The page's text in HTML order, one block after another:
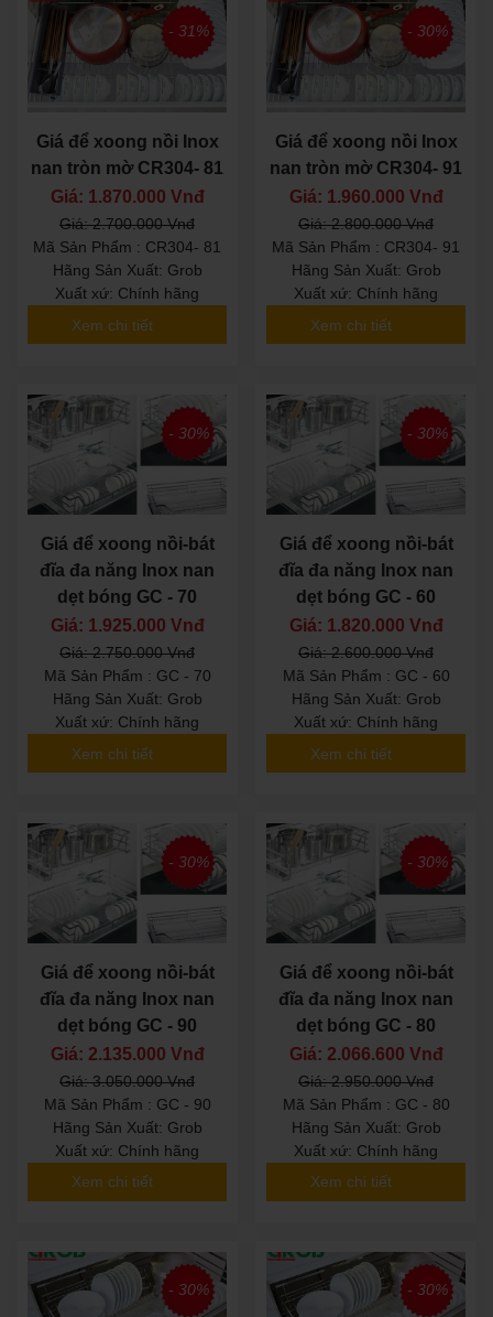
- 31%
Giá để xoong nồi Inox
nan tròn mờ CR304- 81
Giá: 1.870.000 Vnđ
Giá: 2.700.000 Vnđ
Mã Sản Phẩm : CR304- 81
Hãng Sản Xuất: Grob
Xuất xứ: Chính hãng
Xem chi tiết
- 30%
Giá để xoong nồi Inox
nan tròn mờ CR304- 91
Giá: 1.960.000 Vnđ
Giá: 2.800.000 Vnđ
Mã Sản Phẩm : CR304- 91
Hãng Sản Xuất: Grob
Xuất xứ: Chính hãng
Xem chi tiết
- 30%
Giá để xoong nồi-bát
đĩa đa năng Inox nan
dẹt bóng GC - 70
Giá: 1.925.000 Vnđ
Giá: 2.750.000 Vnđ
Mã Sản Phẩm : GC - 70
Hãng Sản Xuất: Grob
Xuất xứ: Chính hãng
Xem chi tiết
- 30%
Giá để xoong nồi-bát
đĩa đa năng Inox nan
dẹt bóng GC - 60
Giá: 1.820.000 Vnđ
Giá: 2.600.000 Vnđ
Mã Sản Phẩm : GC - 60
Hãng Sản Xuất: Grob
Xuất xứ: Chính hãng
Xem chi tiết
- 30%
Giá để xoong nồi-bát
đĩa đa năng Inox nan
dẹt bóng GC - 90
Giá: 2.135.000 Vnđ
Giá: 3.050.000 Vnđ
Mã Sản Phẩm : GC - 90
Hãng Sản Xuất: Grob
Xuất xứ: Chính hãng
Xem chi tiết
- 30%
Giá để xoong nồi-bát
đĩa đa năng Inox nan
dẹt bóng GC - 80
Giá: 2.066.600 Vnđ
Giá: 2.950.000 Vnđ
Mã Sản Phẩm : GC - 80
Hãng Sản Xuất: Grob
Xuất xứ: Chính hãng
Xem chi tiết
- 30% - 30%